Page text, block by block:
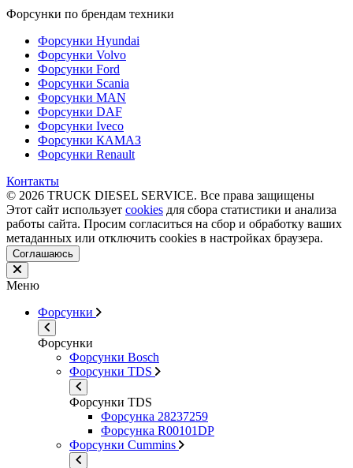
Форсунки по брендам техники
Форсунки Hyundai
Форсунки Volvo
Форсунки Ford
Форсунки Scania
Форсунки MAN
Форсунки DAF
Форсунки Iveco
Форсунки КАМАЗ
Форсунки Renault
Контакты
© 2026 TRUCK DIESEL SERVICE. Все права защищены
Этот сайт использует cookies для сбора статистики и анализа
работы сайта. Просим согласиться на сбор и обработку ваших
метаданных или отключить cookies в настройках браузера.
Соглашаюсь
Меню
Форсунки
Форсунки
Форсунки Bosch
Форсунки TDS
Форсунки TDS
Форсунка 28237259
Форсунка R00101DP
Форсунки Cummins